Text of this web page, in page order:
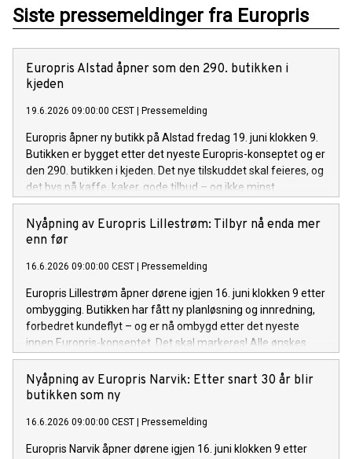
Siste pressemeldinger fra Europris
Europris Alstad åpner som den 290. butikken i
kjeden
19.6.2026 09:00:00 CEST | Pressemelding
Europris åpner ny butikk på Alstad fredag 19. juni klokken 9.
Butikken er bygget etter det nyeste Europris-konseptet og er
den 290. butikken i kjeden. Det nye tilskuddet skal feieres, og
det bys på kaffe, kaker, gode tilbud – og ikke minst
goodiebags til de hundre første betalende kundene på
åpningsdagen.
Nyåpning av Europris Lillestrøm: Tilbyr nå enda mer
enn før
16.6.2026 09:00:00 CEST | Pressemelding
Europris Lillestrøm åpner dørene igjen 16. juni klokken 9 etter
ombygging. Butikken har fått ny planløsning og innredning,
forbedret kundeflyt – og er nå ombygd etter det nyeste
innen Europris-konseptet. Det skal markeres! Alle ønskes
velkommen til å bli med og feire. Det bys på kaffe, kaker,
gode tilbud – og ikke minst goodiebags til de 100 første
betalende kundene.
Nyåpning av Europris Narvik: Etter snart 30 år blir
butikken som ny
16.6.2026 09:00:00 CEST | Pressemelding
Europris Narvik åpner dørene igjen 16. juni klokken 9 etter